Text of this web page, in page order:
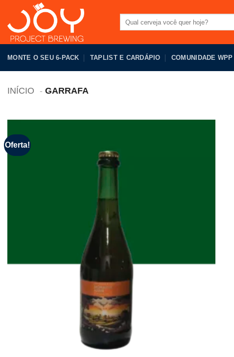
conteúdo
por:
MONTE O SEU 6-PACK TAPLIST E CARDÁPIO COMUNIDADE WPP
INÍCIO GARRAFA
Oferta!